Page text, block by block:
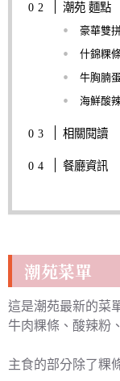
潮苑 麵點
豪華雙
什錦粿
牛胸腩
海鮮酸
相關閱讀
餐廳資訊
潮苑菜單
這是潮苑最新的菜
牛肉粿條、酸辣粉
主食的部分除了粿